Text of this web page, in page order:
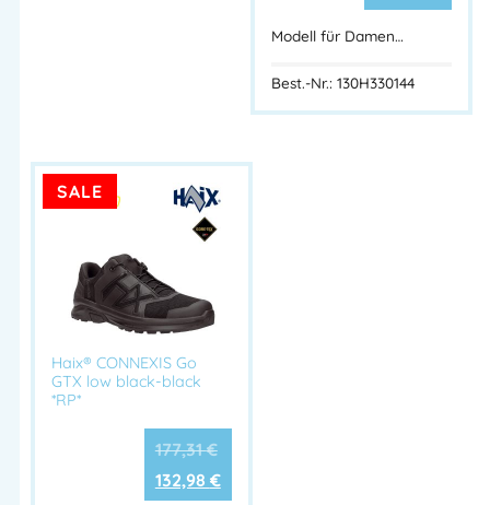
Modell für Damen…
Best.-Nr.: 130H330144
SALE
Haix® CONNEXIS Go
GTX low black-black
*RP*
177,31€
132,98 €